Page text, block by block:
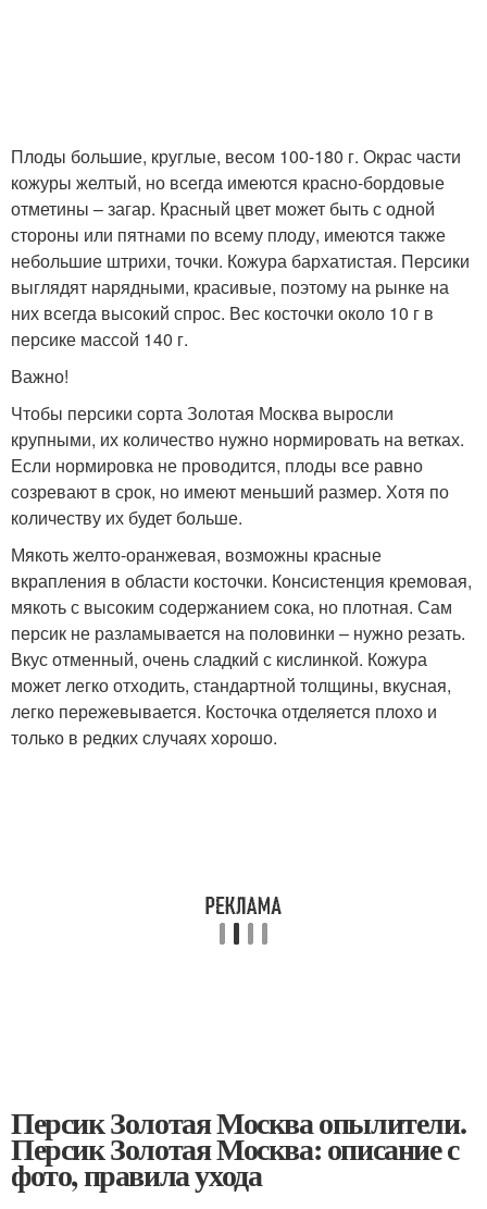
Плоды большие, круглые, весом 100-180 г. Окрас части
кожуры желтый, но всегда имеются красно-бордовые
отметины – загар. Красный цвет может быть с одной
стороны или пятнами по всему плоду, имеются также
небольшие штрихи, точки. Кожура бархатистая. Персики
выглядят нарядными, красивые, поэтому на рынке на
них всегда высокий спрос. Вес косточки около 10 г в
персике массой 140 г.
Важно!
Чтобы персики сорта Золотая Москва выросли
крупными, их количество нужно нормировать на ветках.
Если нормировка не проводится, плоды все равно
созревают в срок, но имеют меньший размер. Хотя по
количеству их будет больше.
Мякоть желто-оранжевая, возможны красные
вкрапления в области косточки. Консистенция кремовая,
мякоть с высоким содержанием сока, но плотная. Сам
персик не разламывается на половинки – нужно резать.
Вкус отменный, очень сладкий с кислинкой. Кожура
может легко отходить, стандартной толщины, вкусная,
легко пережевывается. Косточка отделяется плохо и
только в редких случаях хорошо.
Персик Золотая Москва опылители.
Персик Золотая Москва: описание с
фото, правила ухода